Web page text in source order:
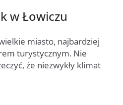
w Łowiczu
miasto, najbardziej
turystycznym. Nie
że niezwykły klimat